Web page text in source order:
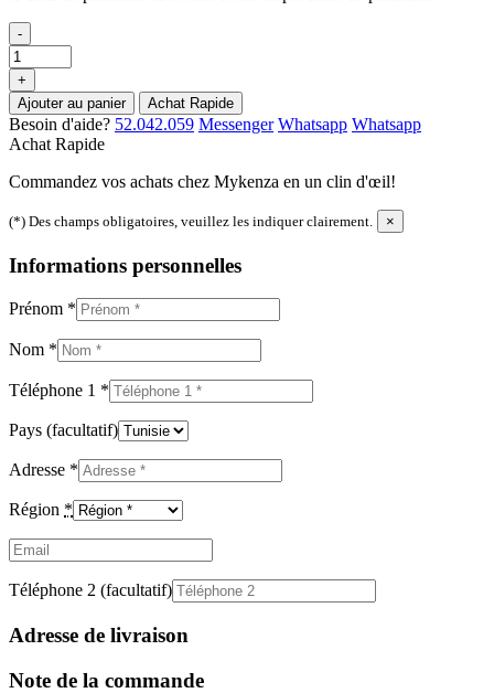
-
+
Ajouter au panier
Achat Rapide
Besoin d'aide? 52.042.059 Messenger Whatsapp Whatsapp
Achat Rapide
Commandez vos achats chez Mykenza en un clin d'œil!
(*) Des champs obligatoires, veuillez les indiquer clairement. ×
Informations personnelles
Prénom *
Nom *
Téléphone 1 *
Pays (facultatif)
Adresse *
Région *
Email
Téléphone 2 (facultatif)
Adresse de livraison
Note de la commande